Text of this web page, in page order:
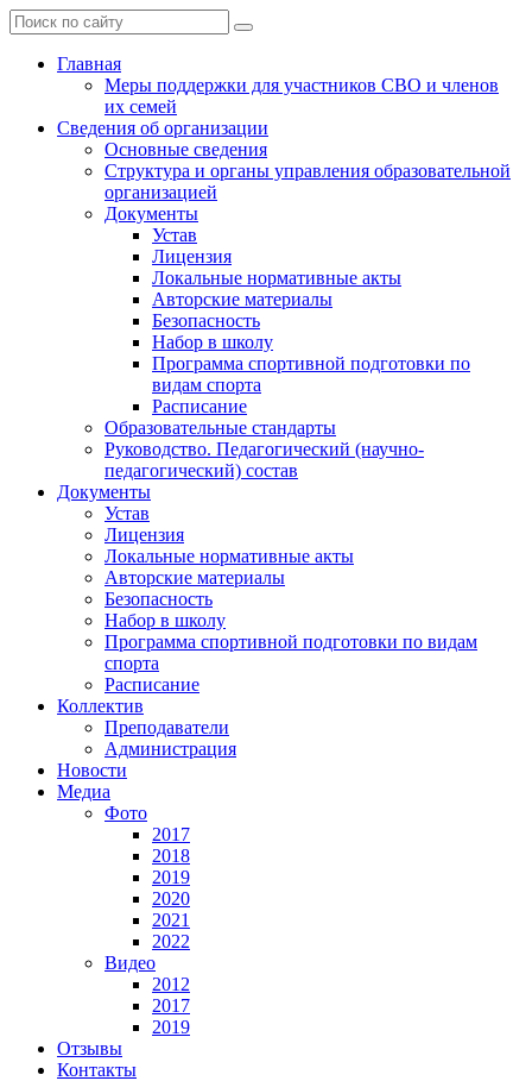
Главная
Меры поддержки для участников СВО и членов
их семей
Сведения об организации
Основные сведения
Структура и органы управления образовательной
организацией
Документы
Устав
Лицензия
Локальные нормативные акты
Авторские материалы
Безопасность
Набор в школу
Программа спортивной подготовки по
видам спорта
Расписание
Образовательные стандарты
Руководство. Педагогический (научно-
педагогический) состав
Документы
Устав
Лицензия
Локальные нормативные акты
Авторские материалы
Безопасность
Набор в школу
Программа спортивной подготовки по видам
спорта
Расписание
Коллектив
Преподаватели
Администрация
Новости
Медиа
Фото
2017
2018
2019
2020
2021
2022
Видео
2012
2017
2019
Отзывы
Контакты